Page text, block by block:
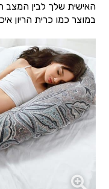
האישית שלך לבין המצב
במוצר כמו כרית הריון